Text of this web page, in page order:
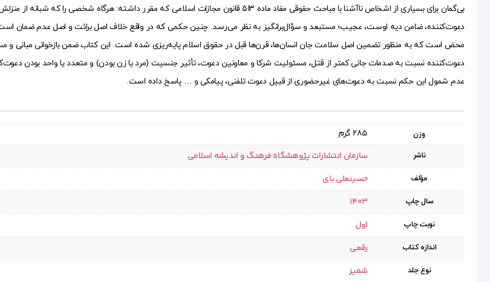
بی‌گمان برای بسیاری از اشخاص ناآشنا با مباحث حقوقی مفاد ماده ۵۱۳ قانون مجازات اسلامی که مقرر
دعوت‌کننده، ضامن دیه اوست، عجیب؛ مستبعد و سؤال‌برانگیز به نظر می‌رسد. چنین حکمی که در واقع خلاف اصل برائت و اصل عدم ضمان
محض است که به منظور تضمین اصل سلامت جان انسان‌ها، قرن‌ها قبل در حقوق اسلام پایه‌ریزی شده است. این کتاب ضمن بازخوانی مبانی و
دعوت‌کننده نسبت به صدمات جانی کمتر از قتل، مسئولیت شرکا و معاونین دعوت، تأثیر جنسیت (مرد یا زن بودن) و متعدد یا واحد بودن
عدم شمول این حکم نسبت به دعوت‌های غیر‌حضوری از قبیل دعوت تلفنی‌، پیامکی و … پاسخ داده است.
وزن 285 گرم
ناشر سازمان انتشارات پژوهشگاه فرهنگ و اندیشه اسلامی
مؤلف حسینعلی بای
سال چاپ 1403
نوبت چاپ اول
اندازه کتاب رقعی
نوع جلد شمیز